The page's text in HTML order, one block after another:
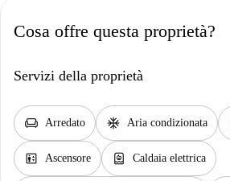
Cosa offre questa proprietà?
Servizi della proprietà
chair Arredato ac_unit Aria condizionata
elevator Ascensore water_heater Caldaia elettrica